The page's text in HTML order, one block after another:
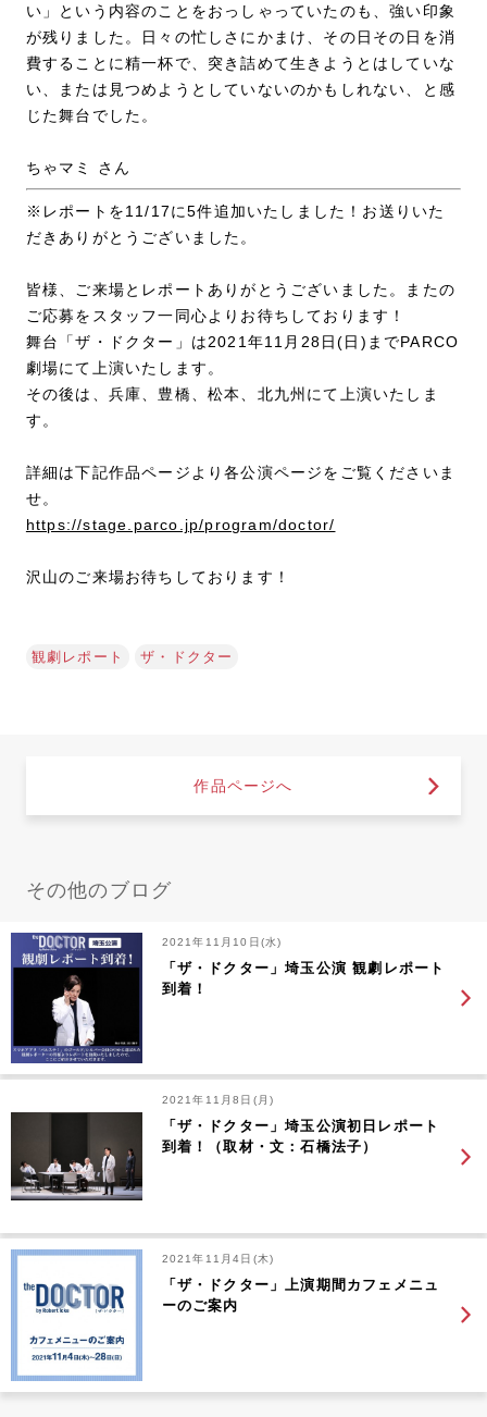
い」という内容のことをおっしゃっていたのも、強い印象
が残りました。日々の忙しさにかまけ、その日その日を消
費することに精一杯で、突き詰めて生きようとはしていな
い、または見つめようとしていないのかもしれない、と感
じた舞台でした。
ちゃマミ さん
※レポートを11/17に5件追加いたしました！お送りいた
だきありがとうございました。
皆様、ご来場とレポートありがとうございました。またの
ご応募をスタッフ一同心よりお待ちしております！
舞台「ザ・ドクター」は2021年11月28日(日)までPARCO
劇場にて上演いたします。
その後は、兵庫、豊橋、松本、北九州にて上演いたしま
す。
詳細は下記作品ページより各公演ページをご覧くださいま
せ。
https://stage.parco.jp/program/doctor/
沢山のご来場お待ちしております！
観劇レポート ザ・ドクター
作品ページへ
その他のブログ
2021年11月10日(水)
「ザ・ドクター」埼玉公演 観劇レポート
到着！
2021年11月8日(月)
「ザ・ドクター」埼玉公演初日レポート
到着！（取材・文：石橋法子）
2021年11月4日(木)
「ザ・ドクター」上演期間カフェメニュ
ーのご案内